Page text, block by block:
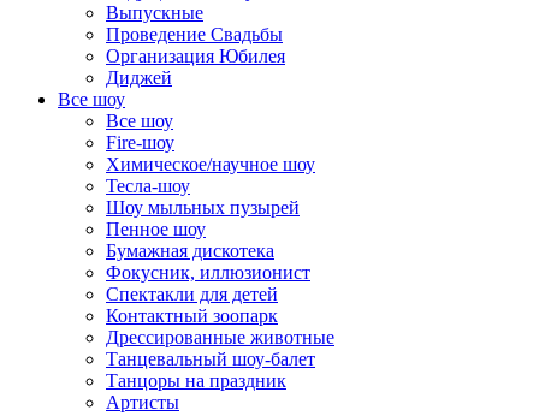
Выпускные
Проведение Свадьбы
Организация Юбилея
Диджей
Все шоу
Все шоу
Fire-шоу
Химическое/научное шоу
Тесла-шоу
Шоу мыльных пузырей
Пенное шоу
Бумажная дискотека
Фокусник, иллюзионист
Спектакли для детей
Контактный зоопарк
Дрессированные животные
Танцевальный шоу-балет
Танцоры на праздник
Артисты